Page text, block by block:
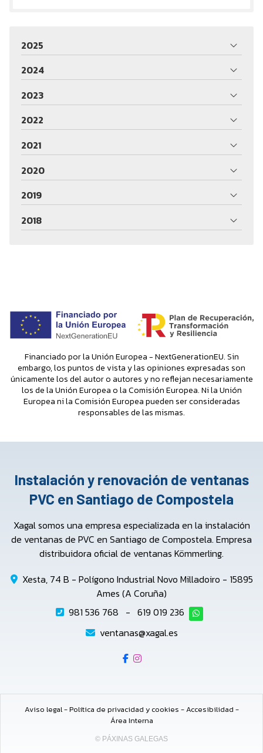
2025
2024
2023
2022
2021
2020
2019
2018
Financiado por la Unión Europea - NextGenerationEU. Sin
embargo, los puntos de vista y las opiniones expresadas son
únicamente los del autor o autores y no reflejan necesariamente
los de la Unión Europea o la Comisión Europea. Ni la Unión
Europea ni la Comisión Europea pueden ser consideradas
responsables de las mismas.
Instalación y renovación de ventanas
PVC en Santiago de Compostela
Xagal somos una empresa especializada en la instalación
de ventanas de PVC en Santiago de Compostela. Empresa
distribuidora oficial de ventanas Kömmerling.
Xesta, 74 B - Polígono Industrial Novo Milladoiro - 15895
Ames (A Coruña)
981 536 768 - 619 019 236
ventanas@xagal.es
Aviso legal-Política de privacidad y cookies -Accesibilidad -
Área Interna
© PÁXINAS GALEGAS